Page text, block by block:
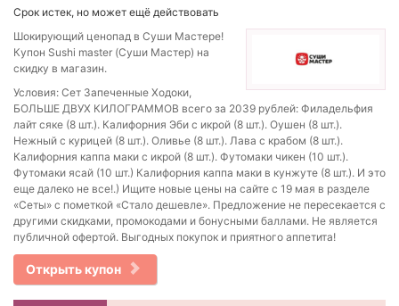
Срок истек, но может ещё действовать
Шокирующий ценопад в Суши Мастере!
Купон Sushi master (Суши Мастер) на
скидку в магазин.
Условия: Сет Запеченные Ходоки,
БОЛЬШЕ ДВУХ КИЛОГРАММОВ всего за 2039 рублей: Филадельфия
лайт сяке (8 шт.). Калифорния Эби с икрой (8 шт.). Оушен (8 шт.).
Нежный с курицей (8 шт.). Оливье (8 шт.). Лава с крабом (8 шт.).
Калифорния каппа маки с икрой (8 шт.). Футомаки чикен (10 шт.).
Футомаки ясай (10 шт.) Калифорния каппа маки в кунжуте (8 шт.). И это
еще далеко не все!.) Ищите новые цены на сайте с 19 мая в разделе
«Сеты» с пометкой «Стало дешевле». Предложение не пересекается с
другими скидками, промокодами и бонусными баллами. Не является
публичной офертой. Выгодных покупок и приятного аппетита!
Открыть купон